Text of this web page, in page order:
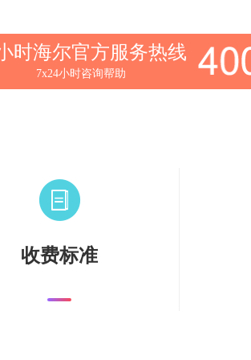
时海尔官方服务热线
7x24小时咨询帮助
收费标准